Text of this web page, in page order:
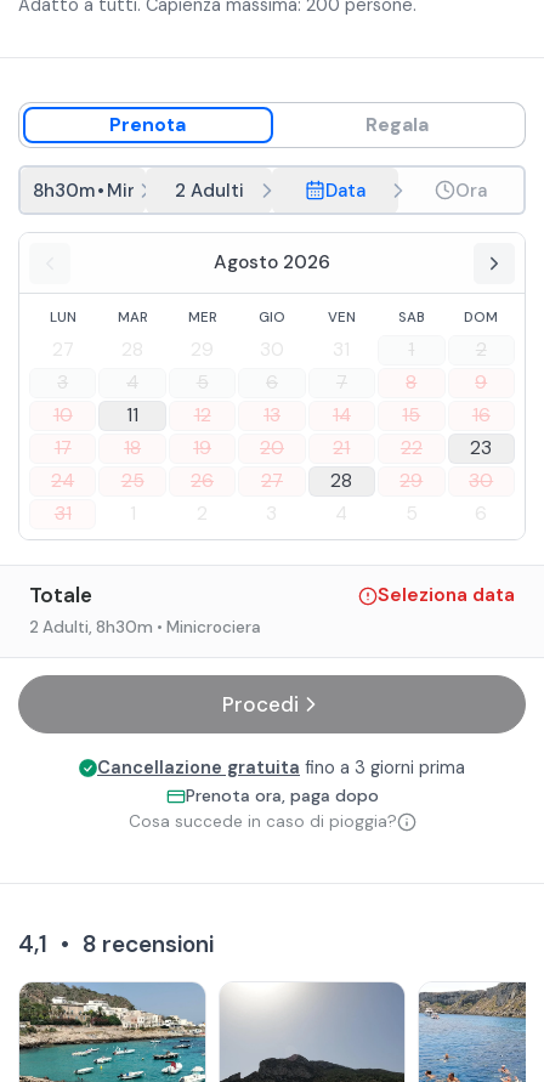
Adatto a tutti. Capienza massima: 200 persone.
Prenota Regala
8h30m• Minicrociera
2 Adulti Data Ora
Agosto 2026
LUN MAR MER GIO VEN SAB DOM
27 28 29 30 31 1
2
3
4 5 6 7 8
9
10
11 12 13 14 15
16
17
18 19 20 21 22
23
24
25 26 27 28 29
30
31
1 2 3 4 5 6
Totale Seleziona data
2 Adulti, 8h30m • Minicrociera
Procedi
Cancellazione gratuita fino a 3 giorni prima
Prenota ora, paga dopo
Cosa succede in caso di pioggia?
4,1 • 8 recensioni